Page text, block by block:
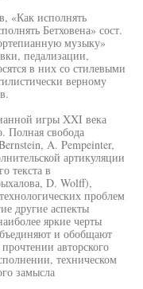
«Как исполнять
Бетховена» сост.
музыку»
педализации,
в них со стилевыми
верному
игры XXI века
Полная свобода
A. Pempeinter,
артикуляции
текста в
D. Wolff),
проблем
другие аспекты
яркие черты
и обобщают
авторского
техническом
замысла